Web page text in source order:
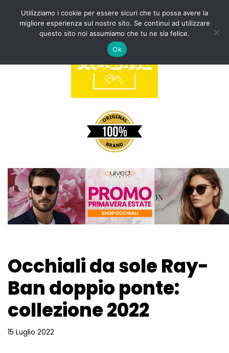
Occhiali da sole Ray-
Ban doppio ponte:
collezione 2022
15 Luglio 2022
Utilizziamo i cookie per essere sicuri che tu possa avere la
migliore esperienza sul nostro sito. Se continui ad utilizzare
questo sito noi assumiamo che tu ne sia felice.
Ok